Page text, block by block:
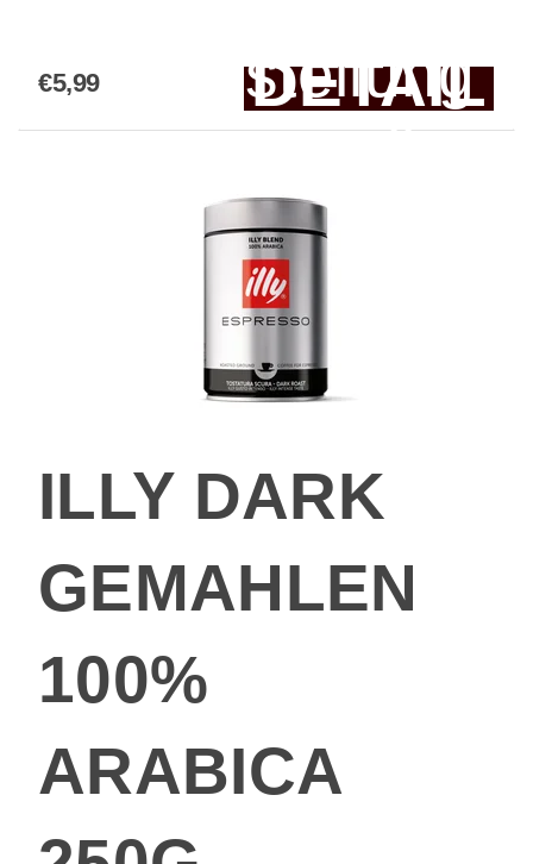
€5,99 DETAIL
ILLY DARK
GEMAHLEN
100%
ARABICA
Bestellung
erstellen